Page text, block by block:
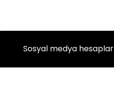
Sosyal medya